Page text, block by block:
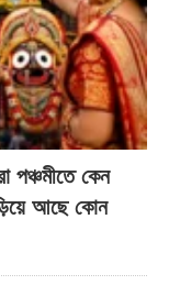
কেন
আছে কোন